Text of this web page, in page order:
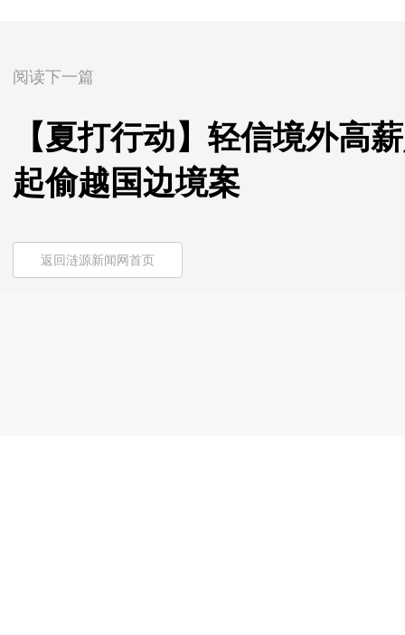
阅读下一篇
【夏打行动】轻信境外高
起偷越国边境案
返回涟源新闻网首页